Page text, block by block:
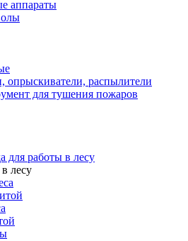
аппараты
опрыскиватели, распылители
для тушения пожаров
для работы в лесу
лесу